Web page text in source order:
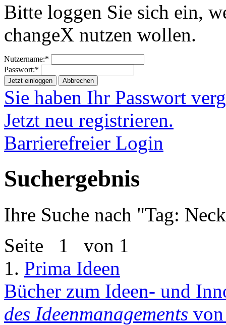
Bitte loggen Sie sich ein,
changeX nutzen wollen.
Nutzername:*
Passwort:*
Jetzt einloggen Abbrechen
Sie haben Ihr Passwort
Jetzt neu registrieren.
Barrierefreier Login
Suchergebnis
Ihre Suche nach "Tag:
Seite 1 von 1
1. Prima Ideen
Bücher zum Ideen- und
des Ideenmanagements